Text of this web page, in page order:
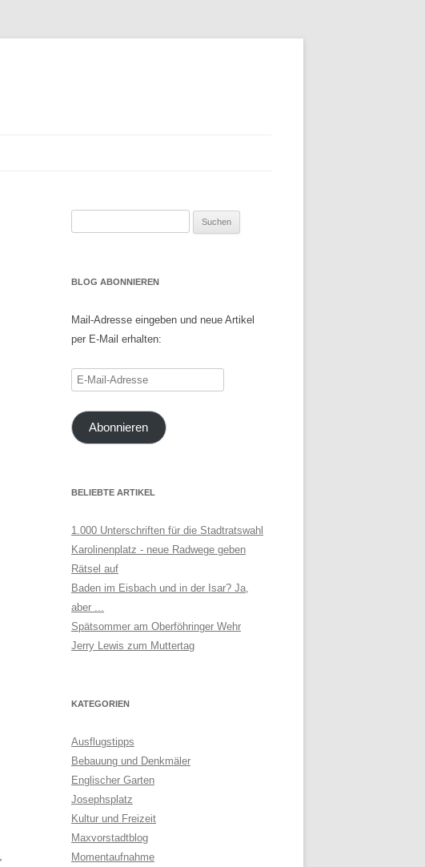
BLOG ABONNIEREN
Mail-Adresse eingeben und neue Artikel
per E-Mail erhalten:
E-
Adresse
Abonnieren
BELIEBTE ARTIKEL
1.000 Unterschriften für die Stadtratswahl
Karolinenplatz - neue Radwege geben
Rätsel auf
Baden im Eisbach und in der Isar? Ja,
aber ...
Spätsommer am Oberföhringer Wehr
Jerry Lewis zum Muttertag
KATEGORIEN
Ausflugstipps
Bebauung und Denkmäler
Englischer Garten
Josephsplatz
Kultur und Freizeit
Maxvorstadtblog
Momentaufnahme